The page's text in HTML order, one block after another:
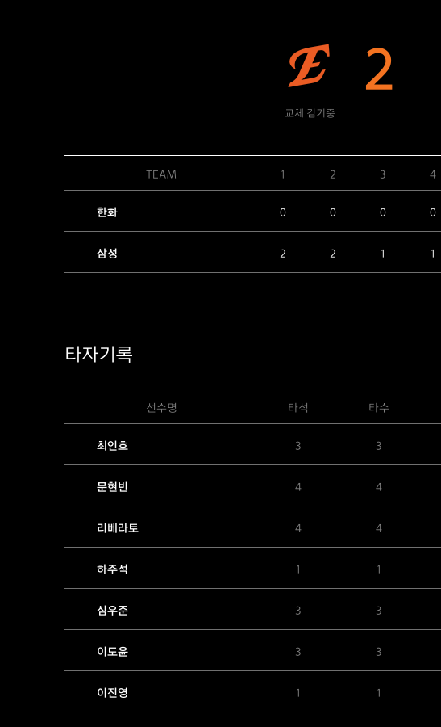
2
교체 김기중
TEAM 1 2 3 4
한화 0 0 0 0
삼성 2 2 1 1
타자기록
선수명 타석 타수
최인호 3 3
문현빈 4 4
리베라토 4 4
하주석 1 1
심우준 3 3
이도윤 3 3
이진영 1 1